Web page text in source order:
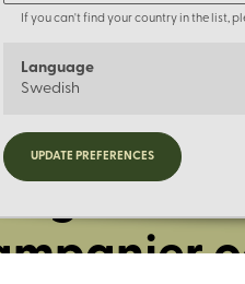
If you can't find your country in the list,
Language
Swedish
UPDATE PREFERENCES
för